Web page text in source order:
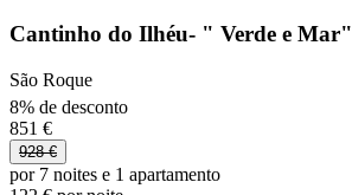
Cantinho do Ilhéu- " Verde e Mar"
São Roque
8% de desconto
851 €
928 €
por 7 noites e 1 apartamento